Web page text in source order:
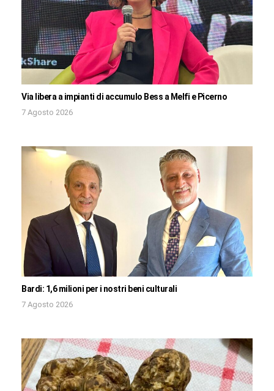
Via libera a impianti di accumulo Bess a Melfi e Picerno
7 Agosto 2026
Bardi: 1,6 milioni per i nostri beni culturali
7 Agosto 2026